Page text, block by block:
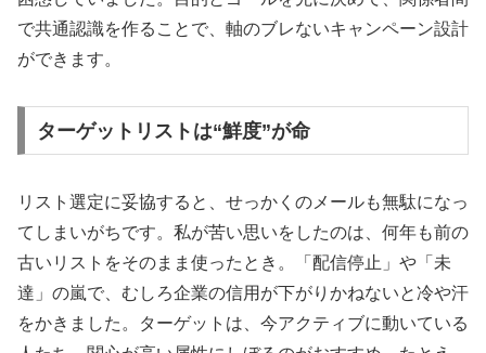
で共通認識を作ることで、軸のブレないキャンペーン設計
ができます。
ターゲットリストは“鮮度”が命
リスト選定に妥協すると、せっかくのメールも無駄になっ
てしまいがちです。私が苦い思いをしたのは、何年も前の
古いリストをそのまま使ったとき。「配信停止」や「未
達」の嵐で、むしろ企業の信用が下がりかねないと冷や汗
をかきました。ターゲットは、今アクティブに動いている